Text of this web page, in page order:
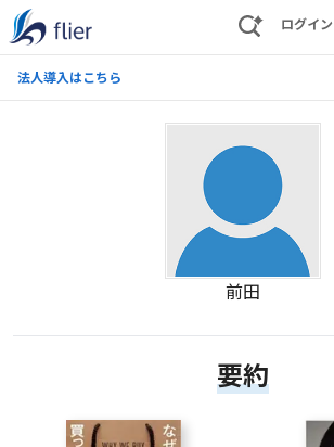
ログイン
法人導入はこちら
前田
要約